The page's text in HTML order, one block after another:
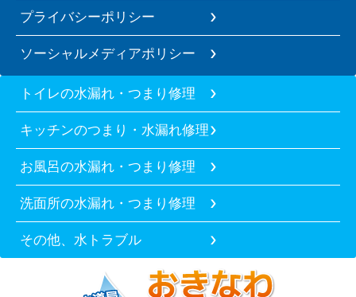
プライバシーポリシー
ソーシャルメディアポリシー
トイレの水漏れ・つまり修理
キッチンのつまり・水漏れ修理
お風呂の水漏れ・つまり修理
洗面所の水漏れ・つまり修理
その他、水トラブル